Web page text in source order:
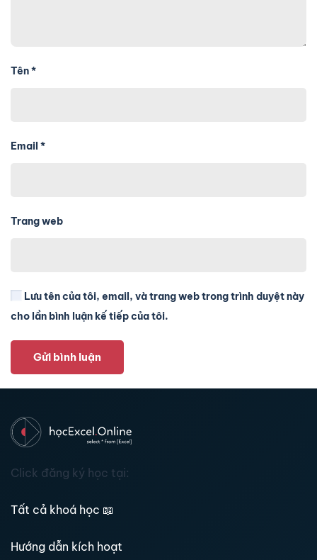
Tên*
Email *
Trang web
Lưu tên của tôi, email, và trang web trong trình duyệt này
cho lần bình luận kế tiếp của tôi.
Gửi bình luận
Click đăng ký học tại:
Tất cả khoá học 📖
Hướng dẫn kích hoạt